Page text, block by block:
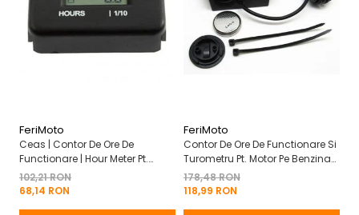
FeriMoto
Ceas | Contor De Ore De
Functionare | Hour Meter Pt.
Motor Pe Benzina 2T | 4T
102,21 RON
68,14 RON
FeriMoto
Contor De Ore De Functionare Si
Turometru Pt. Motor Pe Benzina
2T | 4T Cu Capac De Baterie
178,48 RON
118,99 RON